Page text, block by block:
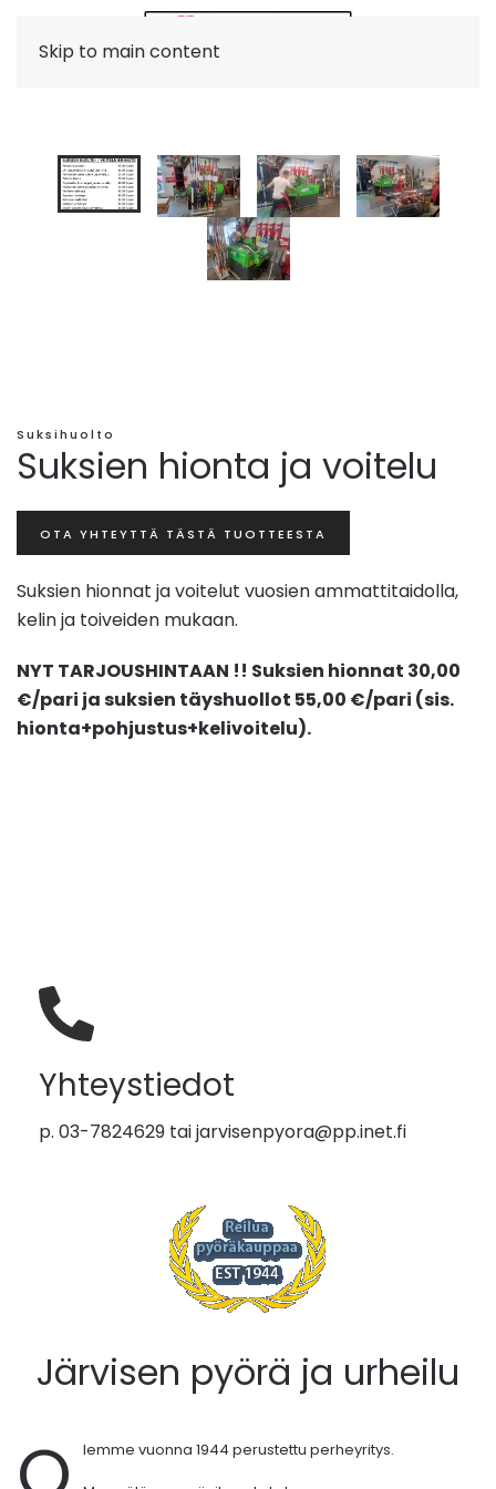
Skip to main content
Suksihuolto
Suksien hionta ja voitelu
OTA YHTEYTTÄ TÄSTÄ TUOTTEESTA
Suksien hionnat ja voitelut vuosien ammattitaidolla,
kelin ja toiveiden mukaan.
NYT TARJOUSHINTAAN !! Suksien hionnat 30,00
€/pari ja suksien täyshuollot 55,00 €/pari (sis.
hionta+pohjustus+kelivoitelu).
Yhteystiedot
p. 03-7824629 taijarvisenpyora@pp.inet.fi
Järvisen pyörä ja urheilu
lemme vuonna 1944 perustettu perheyritys.